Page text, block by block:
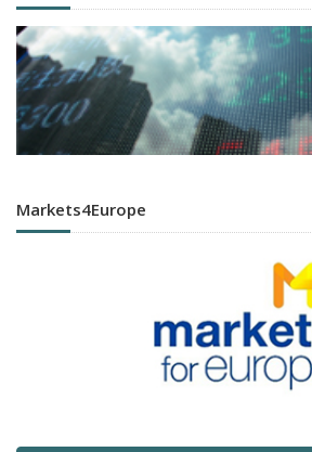
Markets4Europe